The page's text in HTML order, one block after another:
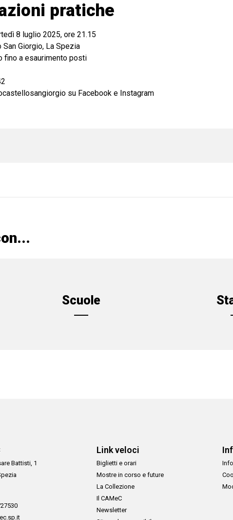
pratiche
8 luglio 2025, ore 21.15
Giorgio, La Spezia
fino a esaurimento posti
su Facebook e Instagram
Scuole
Battisti, 1
Link veloci
Biglietti e orari
Mostre in corso e future
La Collezione
Il CAMeC
Newsletter